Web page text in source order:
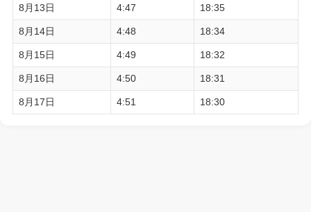
8月13日 4:47 18:35
8月14日 4:48 18:34
8月15日 4:49 18:32
8月16日 4:50 18:31
8月17日 4:51 18:30